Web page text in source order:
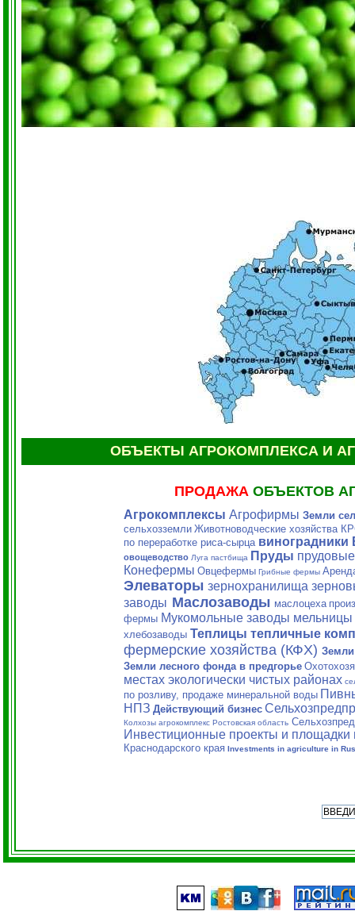
ОБЪЕКТЫ АГРОКОМПЛЕКСА И
ПРОДАЖА ОБЪЕКТОВ
Агрокомплексы Агрофирмы Земли
сельхозземли Животноводческие хозяйства
по переработке риса-сырца
овощеводство Луга пастбища Пруды
Конефермы Овцефермы Грибные фермы
Элеваторы зернохранилища
заводы Маслозаводы маслоцеха
фермы Мукомольные заводы мельницы
хлебозаводы Теплицы тепличные
фермерские хозяйства (КФХ) Земли
Земли лесного фонда в предгорье
местах экологически чистых районах
по розливу, продаже минеральной воды
НПЗ Действующий бизнес
Колхозы агрокомплекс Ростовская область
Инвестиционные проекты и площадки
Краснодарского края Investments in agriculture in